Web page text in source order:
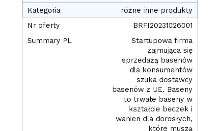
różne inne produkty
BRFI20231026001
Startupowa firma
zajmująca się
sprzedażą basenów
dla konsumentów
szuka dostawcy
basenów z UE. Baseny
to trwałe baseny w
kształcie beczek i
wanien dla dorosłych,
które muszą